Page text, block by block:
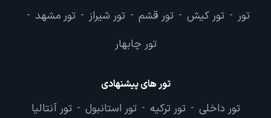
تور - تور کیش - تور قشم - تور شیراز - تور مشهد -
تور چابهار
تور های پیشنهادی
تور داخلی - تور ترکیه - تور استانبول - تور آنتالیا